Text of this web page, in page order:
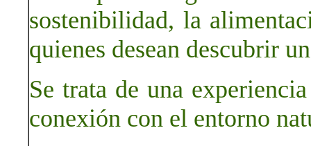
sostenibilidad, la
quienes desean descubrir
Se trata de una
conexión con el entorno